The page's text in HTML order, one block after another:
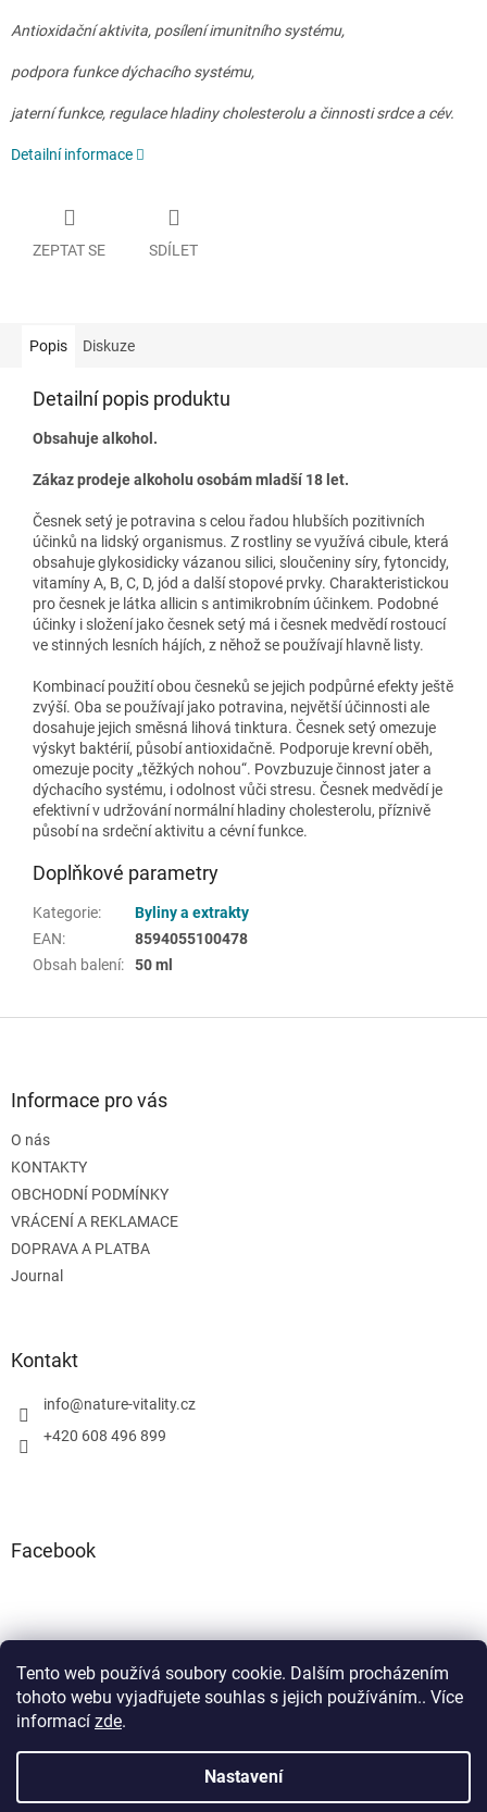
Tento web používá soubory cookie. Dalším procházením
tohoto webu vyjadřujete souhlas s jejich používáním.. Více
informací zde.
Nastavení
Antioxidační aktivita, posílení imunitního systému,
podpora funkce dýchacího systému,
jaterní funkce, regulace hladiny cholesterolu a činnosti srdce a cév.
Detailní informace
ZEPTAT SE SDÍLET
Popis Diskuze
Detailní popis produktu
Obsahuje alkohol.
Zákaz prodeje alkoholu osobám mladší 18 let.
Česnek setý je potravina s celou řadou hlubších pozitivních
účinků na lidský organismus. Z rostliny se využívá cibule, která
obsahuje glykosidicky vázanou silici, sloučeniny síry, fytoncidy,
vitamíny A, B, C, D, jód a další stopové prvky. Charakteristickou
pro česnek je látka allicin s antimikrobním účinkem. Podobné
účinky i složení jako česnek setý má i česnek medvědí rostoucí
ve stinných lesních hájích, z něhož se používají hlavně listy.
Kombinací použití obou česneků se jejich podpůrné efekty ještě
zvýší. Oba se používají jako potravina, největší účinnosti ale
dosahuje jejich směsná lihová tinktura. Česnek setý omezuje
výskyt baktérií, působí antioxidačně. Podporuje krevní oběh,
omezuje pocity „těžkých nohou“. Povzbuzuje činnost jater a
dýchacího systému, i odolnost vůči stresu. Česnek medvědí je
efektivní v udržování normální hladiny cholesterolu, příznivě
působí na srdeční aktivitu a cévní funkce.
Doplňkové parametry
Kategorie:
Byliny a extrakty
EAN:
8594055100478
Obsah balení: 50 ml
Informace pro vás
O nás
KONTAKTY
OBCHODNÍ PODMÍNKY
VRÁCENÍ A REKLAMACE
DOPRAVA A PLATBA
Journal
Kontakt
info@nature-vitality.cz
+420 608 496 899
Facebook
Instagram
Vytvořil Shoptet